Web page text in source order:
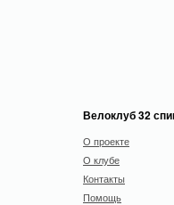
Велоклуб 32
О проекте
О клубе
Контакты
Помощь